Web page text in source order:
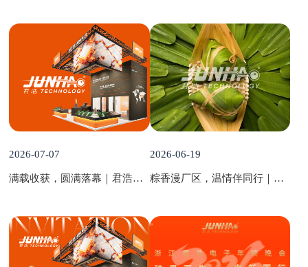
2026-07-07
满载收获，圆满落幕｜君浩电子 2026 慕尼黑上海电子展收官记
2026-06-19
粽香漫厂区，温情伴同行｜君浩电子 2026 端午暖心礼如约而至